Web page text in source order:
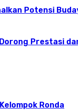
Potensi
Prestasi
Ronda